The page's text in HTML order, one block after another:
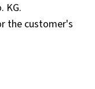
KG.
the customer's